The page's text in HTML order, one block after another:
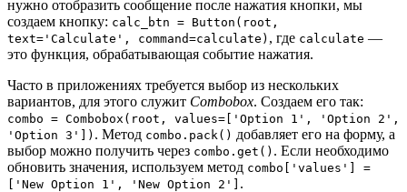
нужно отобразить сообщение после нажатия кнопки, мы
создаем кнопку: calc_btn = Button(root,
text='Calculate', command=calculate) , где calculate —
это функция, обрабатывающая событие нажатия.
Часто в приложениях требуется выбор из нескольких
вариантов, для этого служит Combobox. Создаем его так:
combo = Combobox(root, values=['Option 1', 'Option 2',
'Option 3']) . Метод combo.pack() добавляет его на форму, а
выбор можно получить через combo.get() . Если необходимо
обновить значения, используем метод combo['values'] =
['New Option 1', 'New Option 2'] .